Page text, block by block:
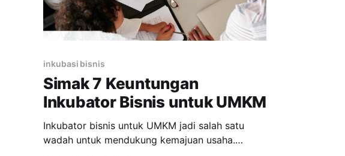
inkubasi bisnis
Simak 7 Keuntungan
Inkubator Bisnis untuk UMKM
Inkubator bisnis untuk UMKM jadi salah satu
wadah untuk mendukung kemajuan usaha.